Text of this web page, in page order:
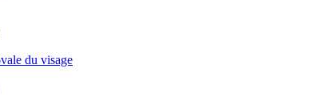
du visage